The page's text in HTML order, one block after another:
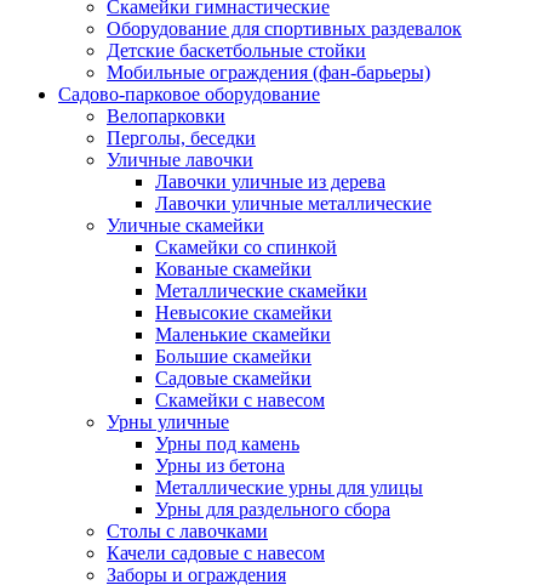
Скамейки гимнастические
Оборудование для спортивных раздевалок
Детские баскетбольные стойки
Мобильные ограждения (фан-барьеры)
Садово-парковое оборудование
Велопарковки
Перголы, беседки
Уличные лавочки
Лавочки уличные из дерева
Лавочки уличные металлические
Уличные скамейки
Скамейки со спинкой
Кованые скамейки
Металлические скамейки
Невысокие скамейки
Маленькие скамейки
Большие скамейки
Садовые скамейки
Скамейки с навесом
Урны уличные
Урны под камень
Урны из бетона
Металлические урны для улицы
Урны для раздельного сбора
Столы с лавочками
Качели садовые с навесом
Заборы и ограждения